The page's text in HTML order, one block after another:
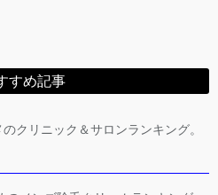
すめ記事
クリニック＆サロンランキング。